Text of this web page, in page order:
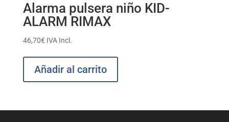
Alarma pulsera niño KID-
ALARM RIMAX
46,70€ IVA Incl.
Añadir al carrito